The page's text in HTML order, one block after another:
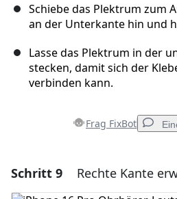
Schiebe das Plektrum zum
an der Unterkante hin und
Lasse das Plektrum in der
stecken, damit sich der
verbinden kann.
Frag FixBot
Einen Kommentar
Schritt 9 Rechte Kante